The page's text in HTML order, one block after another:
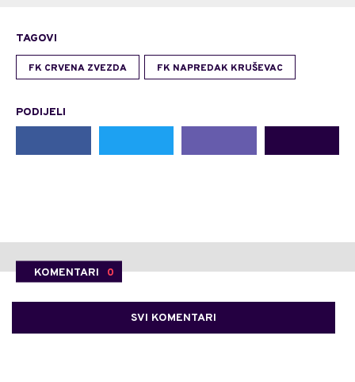
TAGOVI
FK CRVENA ZVEZDA FK NAPREDAK KRUŠEVAC
PODIJELI
KOMENTARI 0
SVI KOMENTARI